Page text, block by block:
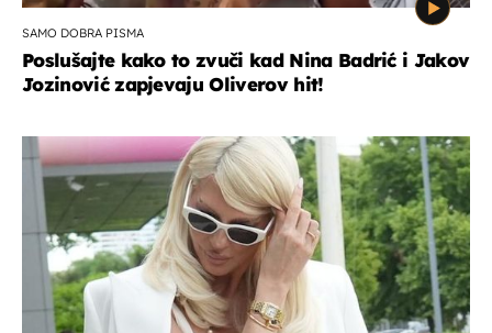
SAMO DOBRA PISMA
Poslušajte kako to zvuči kad Nina Badrić i Jakov
Jozinović zapjevaju Oliverov hit!